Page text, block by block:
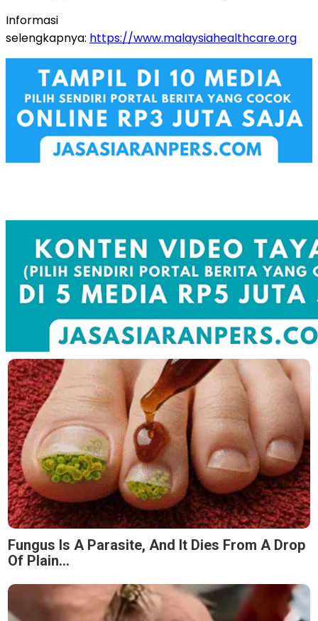
Informasi
selengkapnya: https://www.malaysiahealthcare.org
Fungus Is A Parasite, And It Dies From A Drop
Of Plain...